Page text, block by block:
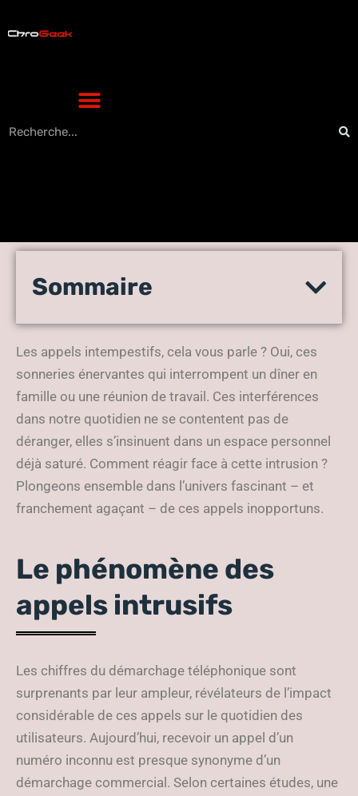
Dites adieu aux appels
astuces infaillibles
Sommaire
Les appels intempestifs, cela vous parle ? Oui, ces
sonneries énervantes qui interrompent un dîner en
famille ou une réunion de travail. Ces interférences
dans notre quotidien ne se contentent pas de
déranger, elles s’insinuent dans un espace personnel
déjà saturé. Comment réagir face à cette intrusion ?
Plongeons ensemble dans l’univers fascinant – et
franchement agaçant – de ces appels inopportuns.
Le phénomène des
appels intrusifs
Les chiffres du démarchage téléphonique sont
surprenants par leur ampleur, révélateurs de l’impact
considérable de ces appels sur le quotidien des
utilisateurs. Aujourd’hui, recevoir un appel d’un
numéro inconnu est presque synonyme d’un
démarchage commercial. Selon certaines études, une